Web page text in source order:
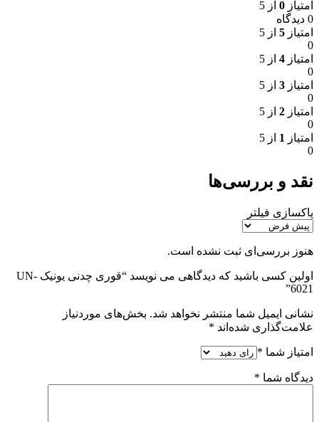
امتیاز 0 از 5
0 دیدگاه
امتیاز 5 از 5
0
امتیاز 4 از 5
0
امتیاز 3 از 5
0
امتیاز 2 از 5
0
امتیاز 1 از 5
0
نقد و بررسی‌ها
پاکسازی فیلتر
هنوز بررسی‌ای ثبت نشده است.
اولین کسی باشید که دیدگاهی می نویسد “قوری چدنی یونیک UN-
6021”
نشانی ایمیل شما منتشر نخواهد شد. بخش‌های موردنیاز
علامت‌گذاری شده‌اند *
امتیاز شما *
دیدگاه شما *